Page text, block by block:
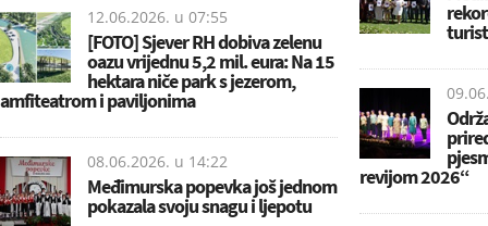
12.06.2026. u 07:55
[FOTO] Sjever RH dobiva zelenu
oazu vrijednu 5,2 mil. eura: Na 15
hektara niče park s jezerom,
amfiteatrom i paviljonima
08.06.2026. u 14:22
Međimurska popevka još jednom
pokazala svoju snagu i ljepotu
revijom 2026“